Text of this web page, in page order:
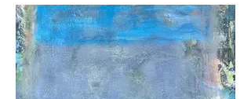
Berlins sind nicht nur architektonische
Symbole, sondern auch ikonische Zeichen
der Identität und Geschichte der Stadt. Sie
stehen für die ständige Entwicklung und
Transformation Berlins und seiner
Bewohner.